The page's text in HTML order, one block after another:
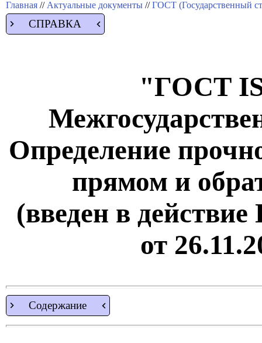
Главная // Актуальные документы //ГОСТ (Государственный
СПРАВКА
"ГОСТ
Определение
прямом и
(введен в
от
Содержание